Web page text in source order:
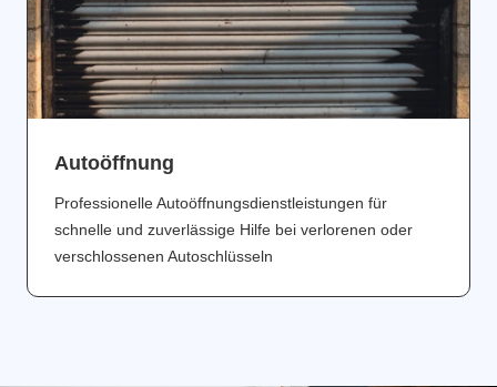
Аutoöffnung
Professionelle Autoöffnungsdienstleistungen für
schnelle und zuverlässige Hilfe bei verlorenen oder
verschlossenen Autoschlüsseln